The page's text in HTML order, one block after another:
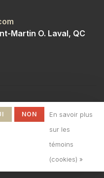
Martin O. Laval, QC
NON
En savoir plus
sur les
témoins
(cookies) »